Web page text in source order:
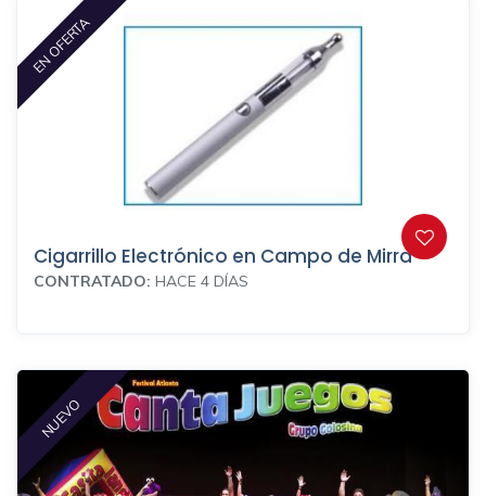
EN OFERTA
Cigarrillo Electrónico en Campo de Mirra
CONTRATADO: HACE 4 DÍAS
NUEVO